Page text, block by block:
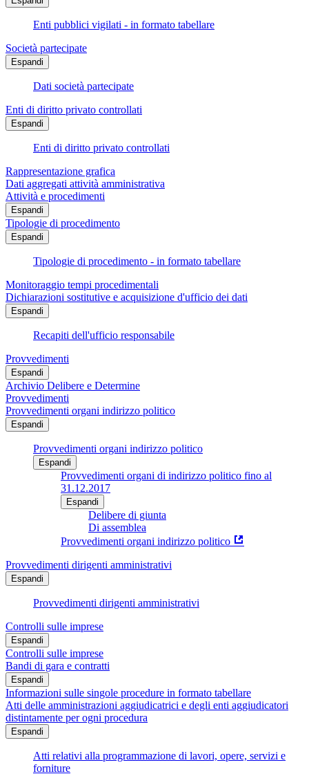
Enti pubblici vigilati - in formato tabellare
Società partecipate
Espandi
Dati società partecipate
Enti di diritto privato controllati
Espandi
Enti di diritto privato controllati
Rappresentazione grafica
Dati aggregati attività amministrativa
Attività e procedimenti
Espandi
Tipologie di procedimento
Espandi
Tipologie di procedimento - in formato tabellare
Monitoraggio tempi procedimentali
Dichiarazioni sostitutive e acquisizione d'ufficio dei dati
Espandi
Recapiti dell'ufficio responsabile
Provvedimenti
Espandi
Archivio Delibere e Determine
Provvedimenti
Provvedimenti organi indirizzo politico
Espandi
Provvedimenti organi indirizzo politico
Espandi
Provvedimenti organi di indirizzo politico fino al
31.12.2017
Espandi
Delibere di giunta
Di assemblea
Provvedimenti organi indirizzo politico
Provvedimenti dirigenti amministrativi
Espandi
Provvedimenti dirigenti amministrativi
Controlli sulle imprese
Espandi
Controlli sulle imprese
Bandi di gara e contratti
Espandi
Informazioni sulle singole procedure in formato tabellare
Atti delle amministrazioni aggiudicatrici e degli enti aggiudicatori
distintamente per ogni procedura
Espandi
Atti relativi alla programmazione di lavori, opere, servizi e
forniture